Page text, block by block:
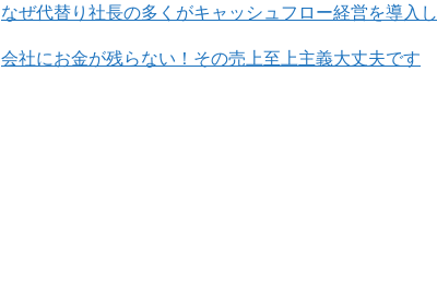
なぜ代替り社長の多くがキャッシュフロー経営を導入し
会社にお金が残らない！その売上至上主義大丈夫です